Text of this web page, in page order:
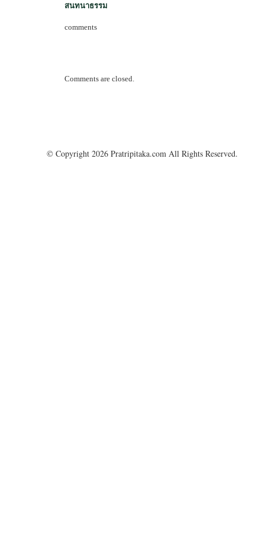
สนทนาธรรม
comments
Comments are closed.
© Copyright 2026 Pratripitaka.com All Rights Reserved.